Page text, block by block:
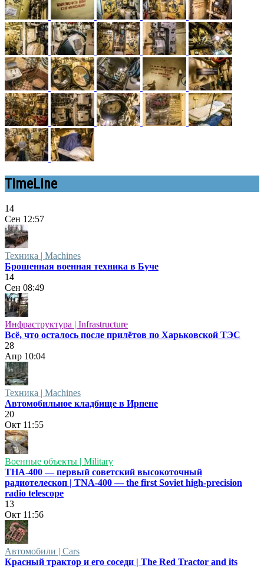
TimeLine
14
Сен 12:57
Техника | Machines
Брошенная военная техника в Буче
14
Сен 08:49
Инфраструктура | Infrastructure
Всё, что осталось после прилётов по Харьковской ТЭС
28
Апр 10:04
Техника | Machines
Автомобильное кладбище в Ирпене
20
Окт 11:55
Военные объекты | Military
ТНА-400 — первый советский высокоточный
радиотелескоп | TNA-400 — the first Soviet high-precision
radio telescope
13
Окт 11:56
Автомобили | Cars
Красный трактор и его соседи | The Red Tractor and its